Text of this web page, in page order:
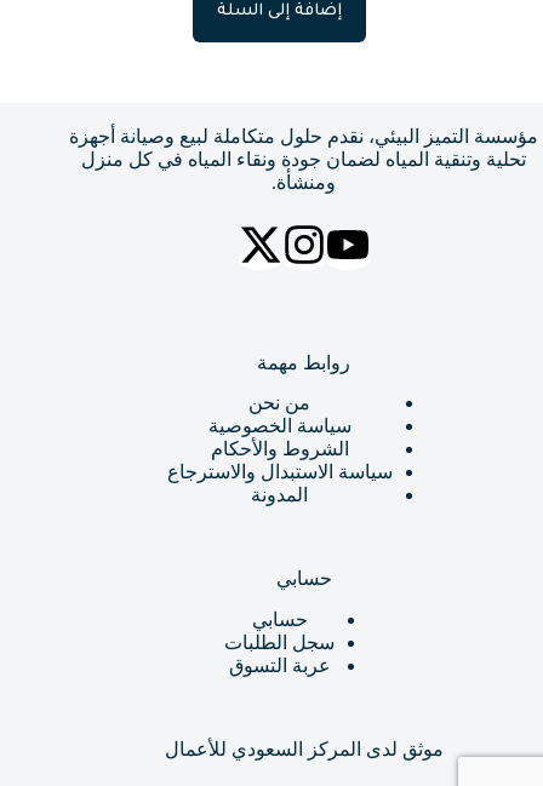
إضافة إلى السلة
مؤسسة التميز البيئي، نقدم حلول متكاملة لبيع وصيانة أجهزة
تحلية وتنقية المياه لضمان جودة ونقاء المياه في كل منزل
ومنشأة.
روابط مهمة
من نحن
سياسة الخصوصية
الشروط والأحكام
سياسة الاستبدال والاسترجاع
المدونة
حسابي
حسابي
سجل الطلبات
عربة التسوق
موثق لدى المركز السعودي للأعمال